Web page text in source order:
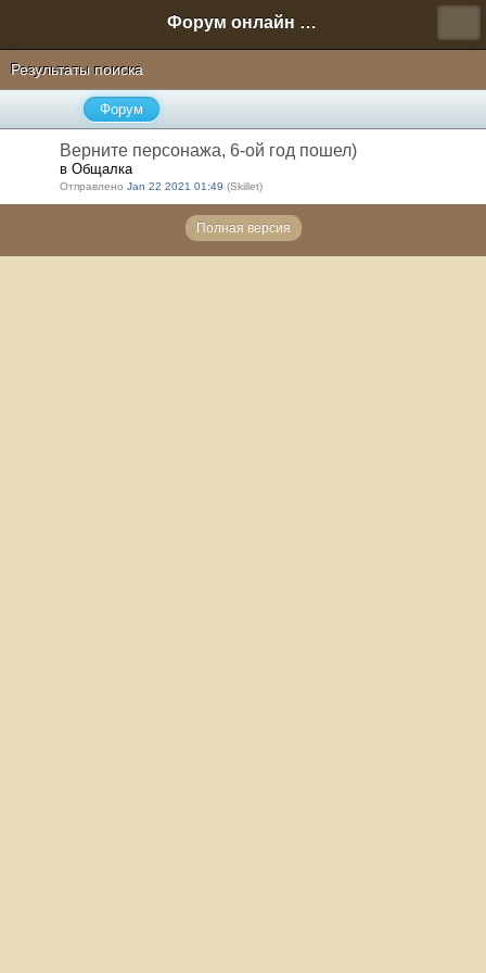
Форум онлайн игры "Новая Эра" (Нюра Биз)
Результаты поиска
Форум
Верните персонажа, 6-ой год пошел)
в Общалка
Отправлено Jan 22 2021 01:49 (Skillet)
Полная версия